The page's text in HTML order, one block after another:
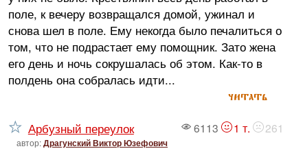
поле, к вечеру возвращался домой, ужинал и
снова шел в поле. Ему некогда было печалиться о
том, что не подрастает ему помощник. Зато жена
его день и ночь сокрушалась об этом. Как-то в
полдень она собралась идти...
читать
6113 1 т. 261
Арбузный переулок
автор:Драгунский Виктор Юзефович